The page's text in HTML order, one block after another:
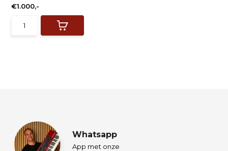
€1.000,-
Whatsapp
App met onze